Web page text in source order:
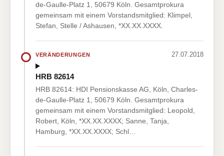
de-Gaulle-Platz 1, 50679 Köln. Gesamtprokura
gemeinsam mit einem Vorstandsmitglied: Klimpel,
Stefan, Stelle / Ashausen, *XX.XX.XXXX.
VERÄNDERUNGEN 27.07.2018
HRB 82614
HRB 82614: HDI Pensionskasse AG, Köln, Charles-
de-Gaulle-Platz 1, 50679 Köln. Gesamtprokura
gemeinsam mit einem Vorstandsmitglied: Leopold,
Robert, Köln, *XX.XX.XXXX; Sanne, Tanja,
Hamburg, *XX.XX.XXXX; Schl…